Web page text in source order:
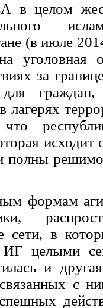
в целом
(в июле
уголовная
за
для
лагерях
что
формам
сети, в
ИГ целыми
и
с